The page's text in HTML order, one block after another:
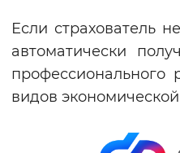
Если страхователь
автоматически
видов